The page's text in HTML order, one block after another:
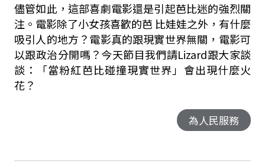
儘管如此，這部喜劇電影還是引起芭比迷的強烈關
注。電影除了小女孩喜歡的芭 比娃娃之外，有什麼
吸引人的地方？電影真的跟現實世界無關，電影可
以跟政治分開嗎？今天節目我們請Lizard跟大家談
談：「當粉紅芭比碰撞現實世界」會出現什麼火
花？
為人民服務